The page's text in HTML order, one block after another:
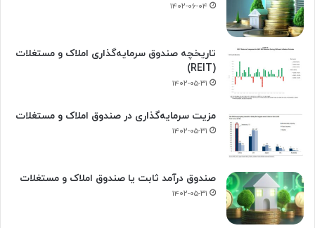
۱۴۰۲-۰۶-۰۴
تاریخچه صندوق سرمایه‌گذاری املاک و مستغلات
(REIT)
۱۴۰۲-۰۵-۳۱
مزیت سرمایه‌گذاری در صندوق املاک و مستغلات
۱۴۰۲-۰۵-۳۱
صندوق درآمد ثابت یا صندوق املاک و مستغلات
۱۴۰۲-۰۵-۳۱